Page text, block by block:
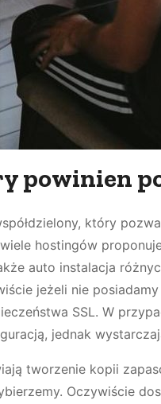
powinien
który
hostingów
auto instalacja
jeżeli nie
SSL. W
jednak
tworzenie kopii
Oczywiście